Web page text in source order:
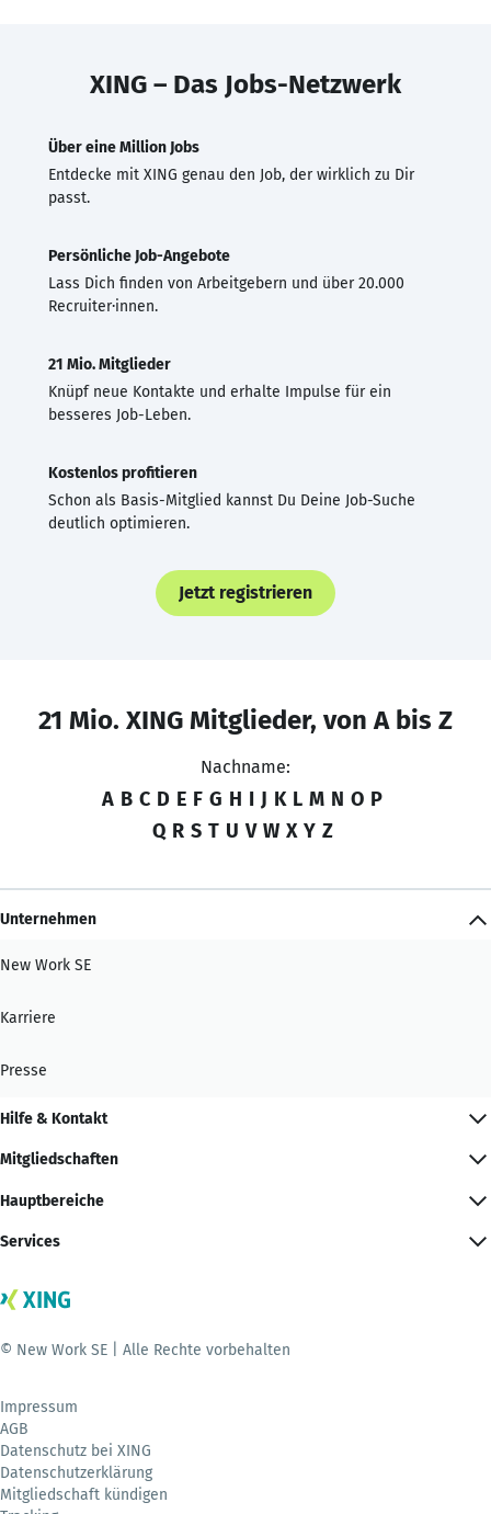
XING – Das Jobs-Netzwerk
Über eine Million Jobs
Entdecke mit XING genau den Job, der wirklich zu Dir
passt.
Persönliche Job-Angebote
Lass Dich finden von Arbeitgebern und über 20.000
Recruiter·innen.
21 Mio. Mitglieder
Knüpf neue Kontakte und erhalte Impulse für ein
besseres Job-Leben.
Kostenlos profitieren
Schon als Basis-Mitglied kannst Du Deine Job-Suche
deutlich optimieren.
Jetzt registrieren
21 Mio. XING Mitglieder, von A bis Z
Nachname:
A B C D E F G H I J K L M N O P
Q R S T U V W X Y Z
Unternehmen
New Work SE
Karriere
Presse
Hilfe & Kontakt
Mitgliedschaften
Hauptbereiche
Services
© New Work SE | Alle Rechte vorbehalten
Impressum
AGB
Datenschutz bei XING
Datenschutzerklärung
Mitgliedschaft kündigen